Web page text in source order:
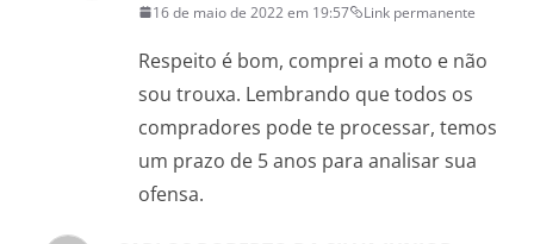
16 de maio de 2022 em 19:57 Link permanente
Respeito é bom, comprei a moto e não
sou trouxa. Lembrando que todos os
compradores pode te processar, temos
um prazo de 5 anos para analisar sua
ofensa.